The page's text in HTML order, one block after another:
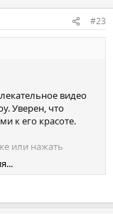
#23
видео
Уверен, что
к его красоте.
или нажать
App